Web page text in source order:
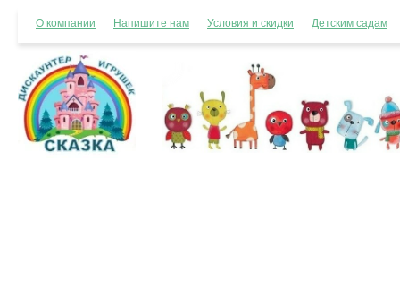
О компании Напишите нам Условия и скидки Детским садам